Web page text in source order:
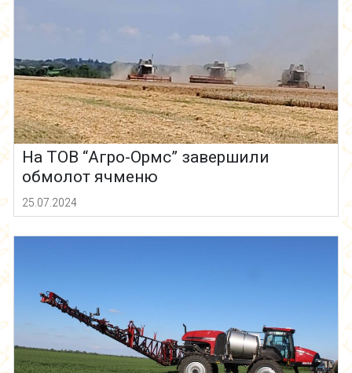
На ТОВ “Агро-Ормс” завершили
обмолот ячменю
25.07.2024